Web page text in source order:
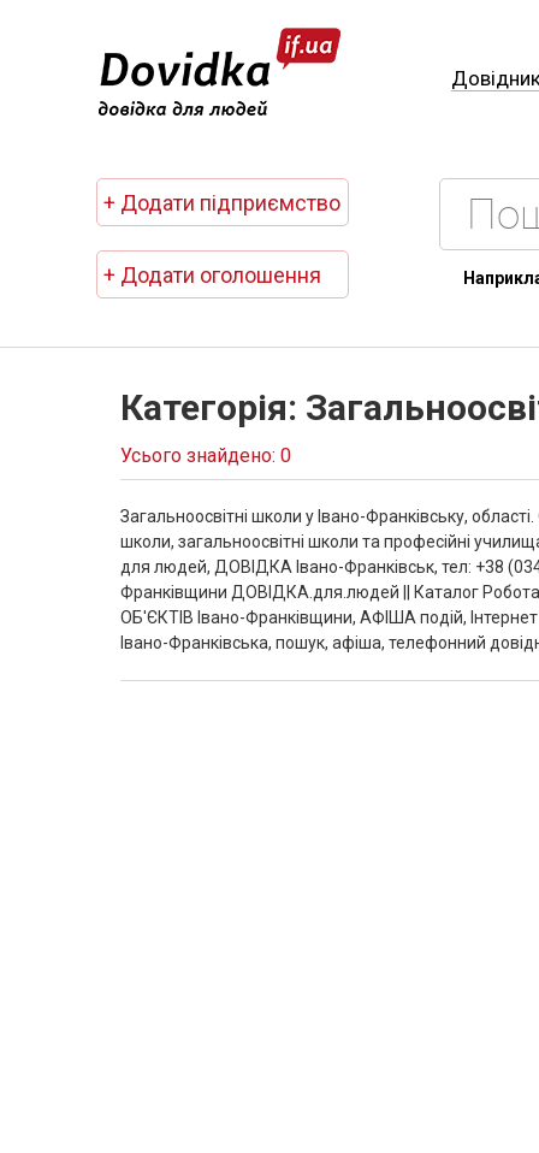
+ Додати підприємство
+ Додати оголошення
Категорія:
Усього знайдено: 0
Загальноосвітні школи у Івано-Франківську,
школи, загальноосвітні школи та професійні
для людей, ДОВІДКА Івано-Франківськ, тел: +38
Франківщини ДОВІДКА.для.людей || Каталог
ОБ'ЄКТІВ Івано-Франківщини, АФІША подій,
Івано-Франківська, пошук, афіша, телефонний